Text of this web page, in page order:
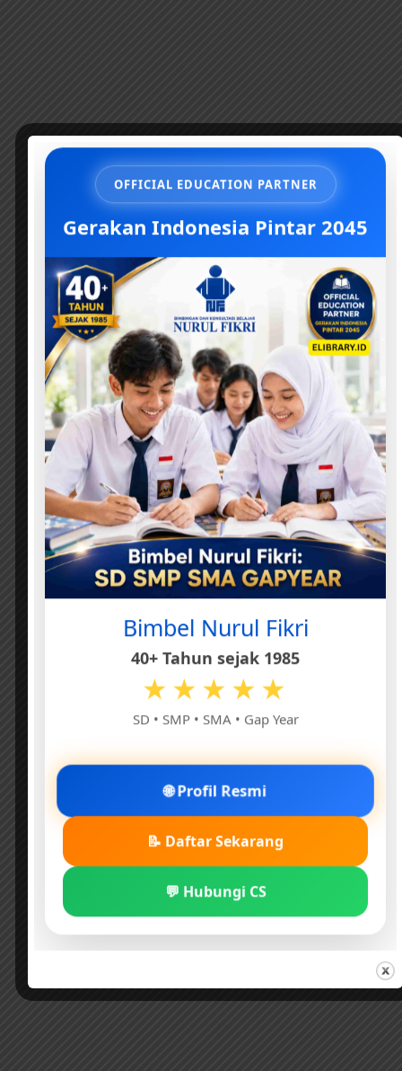
OFFICIAL EDUCATION PARTNER
Gerakan Indonesia Pintar 2045
Bimbel Nurul Fikri
40+ Tahun sejak 1985
★★★★★
SD • SMP • SMA • Gap Year
🌐 Profil Resmi
📝 Daftar Sekarang
💬 Hubungi CS